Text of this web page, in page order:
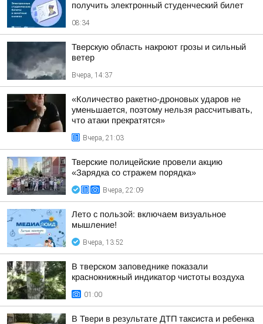
получить электронный студенческий билет
08:34
Тверскую область накроют грозы и сильный
ветер
Вчера, 14:37
«Количество ракетно-дроновых ударов не
уменьшается, поэтому нельзя рассчитывать,
что атаки прекратятся»
Вчера, 21:03
Тверские полицейские провели акцию
«Зарядка со стражем порядка»
Вчера, 22:09
Лето с пользой: включаем визуальное
мышление!
Вчера, 13:52
В тверском заповеднике показали
краснокнижный индикатор чистоты воздуха
01:00
В Твери в результате ДТП таксиста и ребенка